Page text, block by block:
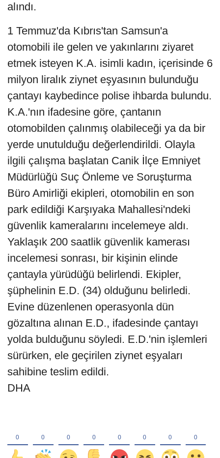
alındı.
1 Temmuz'da Kıbrıs'tan Samsun'a
otomobili ile gelen ve yakınlarını ziyaret
etmek isteyen K.A. isimli kadın, içerisinde 6
milyon liralık ziynet eşyasının bulunduğu
çantayı kaybedince polise ihbarda bulundu.
K.A.'nın ifadesine göre, çantanın
otomobilden çalınmış olabileceği ya da bir
yerde unutulduğu değerlendirildi. Olayla
ilgili çalışma başlatan Canik İlçe Emniyet
Müdürlüğü Suç Önleme ve Soruşturma
Büro Amirliği ekipleri, otomobilin en son
park edildiği Karşıyaka Mahallesi'ndeki
güvenlik kameralarını incelemeye aldı.
Yaklaşık 200 saatlik güvenlik kamerası
incelemesi sonrası, bir kişinin elinde
çantayla yürüdüğü belirlendi. Ekipler,
şüphelinin E.D. (34) olduğunu belirledi.
Evine düzenlenen operasyonla dün
gözaltına alınan E.D., ifadesinde çantayı
yolda bulduğunu söyledi. E.D.'nin işlemleri
sürürken, ele geçirilen ziynet eşyaları
sahibine teslim edildi.
DHA